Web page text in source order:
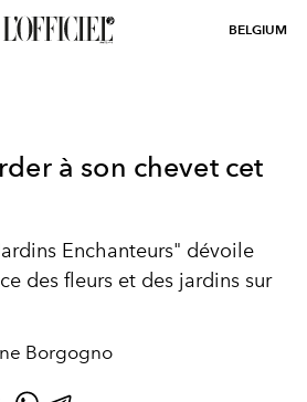
BELGIUM
à son chevet cet
Enchanteurs" dévoile
des fleurs et des jardins sur
Borgogno